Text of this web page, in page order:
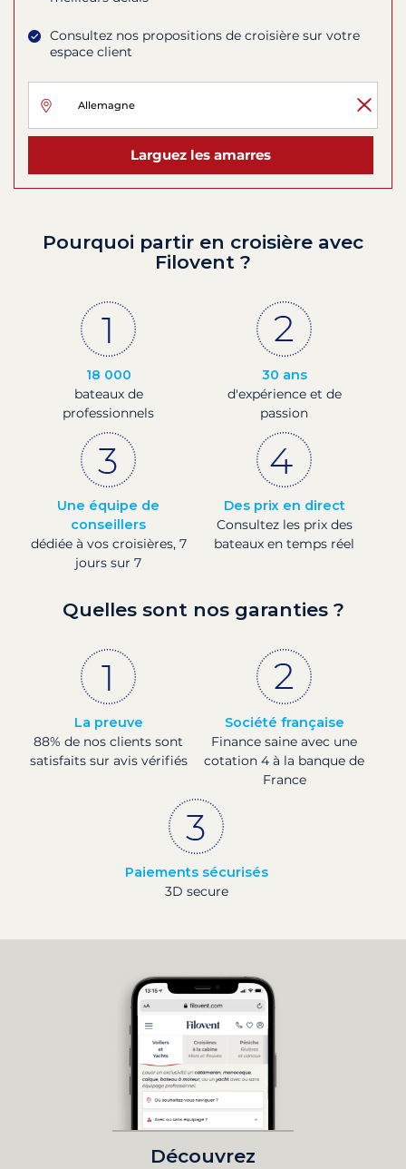
Consultez nos propositions de croisière sur votre
espace client
Larguez les amarres
Pourquoi partir en croisière avec
Filovent ?
18 000
bateaux de
professionnels
30 ans
d'expérience et de
passion
Une équipe de
conseillers
dédiée à vos croisières, 7
jours sur 7
Des prix en direct
Consultez les prix des
bateaux en temps réel
Quelles sont nos garanties ?
La preuve
88% de nos clients sont
satisfaits sur avis vérifiés
Société française
Finance saine avec une
cotation 4 à la banque de
France
Paiements sécurisés
3D secure
Découvrez